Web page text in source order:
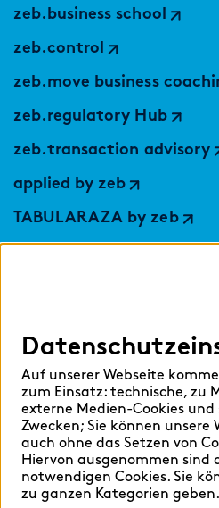
zeb.business school
zeb.control
zeb.move business
zeb.regulatory Hub
zeb.transaction advisory
applied by zeb
TABULARAZA by zeb
Hilfen
Sprache auswählen:
Deutsch English
Auf unserer Webseite
zum Einsatz: technische, zu
externe Medien-Cookies und
Zwecken; Sie können unsere
auch ohne das Setzen von
Hiervon ausgenommen sind
notwendigen Cookies. Sie
zu ganzen Kategorien geben.